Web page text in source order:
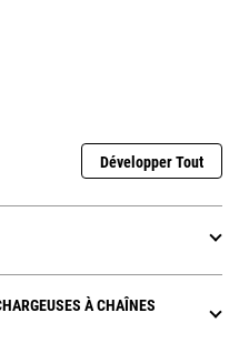
Développer Tout
À CHAÎNES